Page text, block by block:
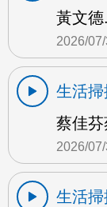
黃文
2026/
生活掃
蔡佳
2026/
生活掃